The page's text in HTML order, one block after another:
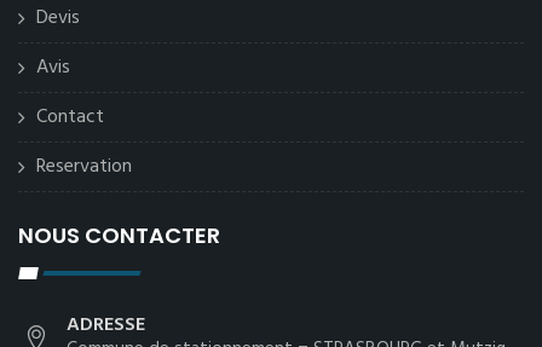
Devis
Avis
Contact
Reservation
NOUS CONTACTER
ADRESSE